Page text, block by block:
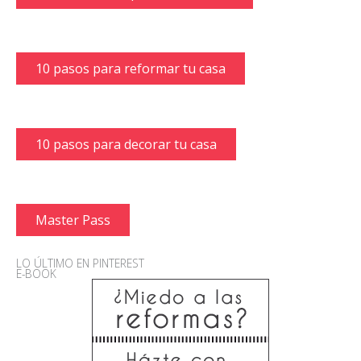
10 pasos para reformar tu casa
10 pasos para decorar tu casa
Master Pass
LO ÚLTIMO EN PINTEREST
E-BOOK